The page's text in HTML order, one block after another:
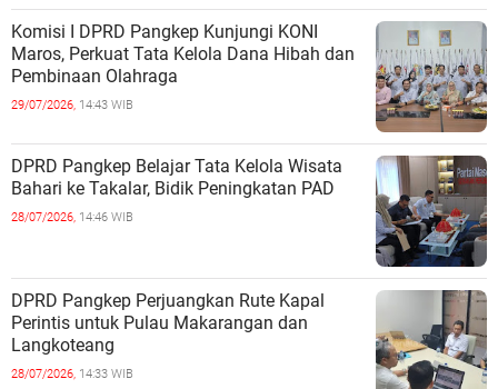
Komisi I DPRD Pangkep Kunjungi KONI
Maros, Perkuat Tata Kelola Dana Hibah dan
Pembinaan Olahraga
29/07/2026, 14:43 WIB
DPRD Pangkep Belajar Tata Kelola Wisata
Bahari ke Takalar, Bidik Peningkatan PAD
28/07/2026, 14:46 WIB
DPRD Pangkep Perjuangkan Rute Kapal
Perintis untuk Pulau Makarangan dan
Langkoteang
28/07/2026, 14:33 WIB